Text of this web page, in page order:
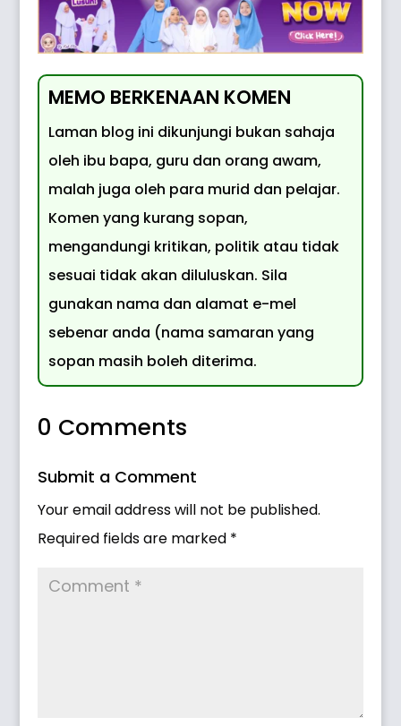
MEMO BERKENAAN KOMEN
Laman blog ini dikunjungi bukan sahaja
oleh ibu bapa, guru dan orang awam,
malah juga oleh para murid dan pelajar.
Komen yang kurang sopan,
mengandungi kritikan, politik atau tidak
sesuai tidak akan diluluskan. Sila
gunakan nama dan alamat e-mel
sebenar anda (nama samaran yang
sopan masih boleh diterima.
0 Comments
Submit a Comment
Your email address will not be published.
Required fields are marked *